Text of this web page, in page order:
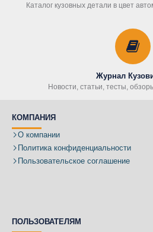
Каталог кузовных детали в цвет
Журнал
Новости, статьи, тесты,
КОМПАНИЯ
О компании
Политика конфиденциальности
Пользовательское соглашение
ПОЛЬЗОВАТЕЛЯМ